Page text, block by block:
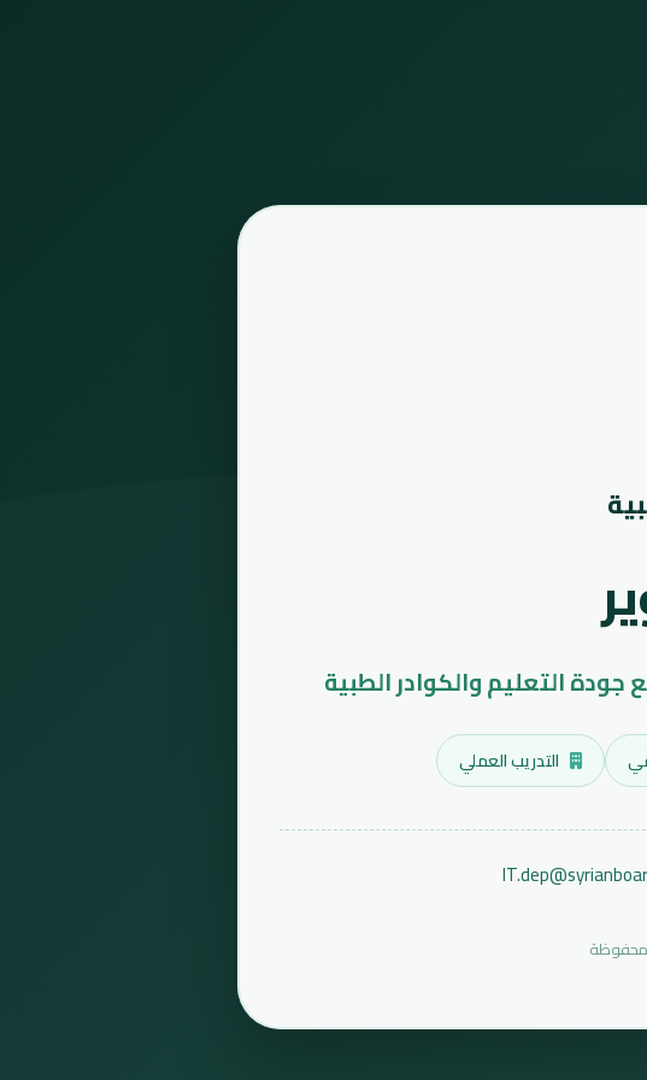
جودة التعليم والكوادر الطبية
التدريب العملي